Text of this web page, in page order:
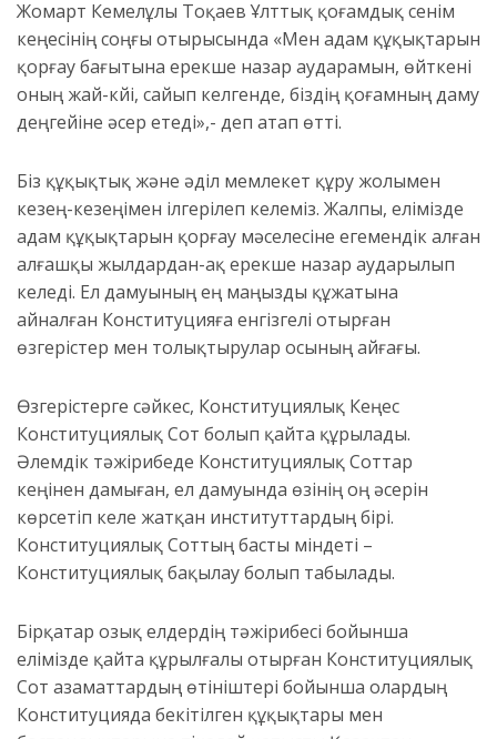
Жомарт Кемелұлы Тоқаев Ұлттық қоғамдық сенім
кеңесінің соңғы отырысында «Мен адам құқықтарын
қорғау бағытына ерекше назар аударамын, өйткені
оның жай-күйі, сайып келгенде, біздің қоғамның даму
деңгейіне әсер етеді»,- деп атап өтті.
Біз құқықтық және әділ мемлекет құру жолымен
кезең-кезеңімен ілгерілеп келеміз. Жалпы, елімізде
адам құқықтарын қорғау мәселесіне егемендік алған
алғашқы жылдардан-ақ ерекше назар аударылып
келеді. Ел дамуының ең маңызды құжатына
айналған Конституцияға енгізгелі отырған
өзгерістер мен толықтырулар осының айғағы.
Өзгерістерге сәйкес, Конституциялық Кеңес
Конституциялық Сот болып қайта құрылады.
Әлемдік тәжірибеде Конституциялық Соттар
кеңінен дамыған, ел дамуында өзінің оң әсерін
көрсетіп келе жатқан институттардың бірі.
Конституциялық Соттың басты міндеті –
Конституциялық бақылау болып табылады.
Бірқатар озық елдердің тәжірибесі бойынша
елімізде қайта құрылғалы отырған Конституциялық
Сот азаматтардың өтініштері бойынша олардың
Конституцияда бекітілген құқықтары мен